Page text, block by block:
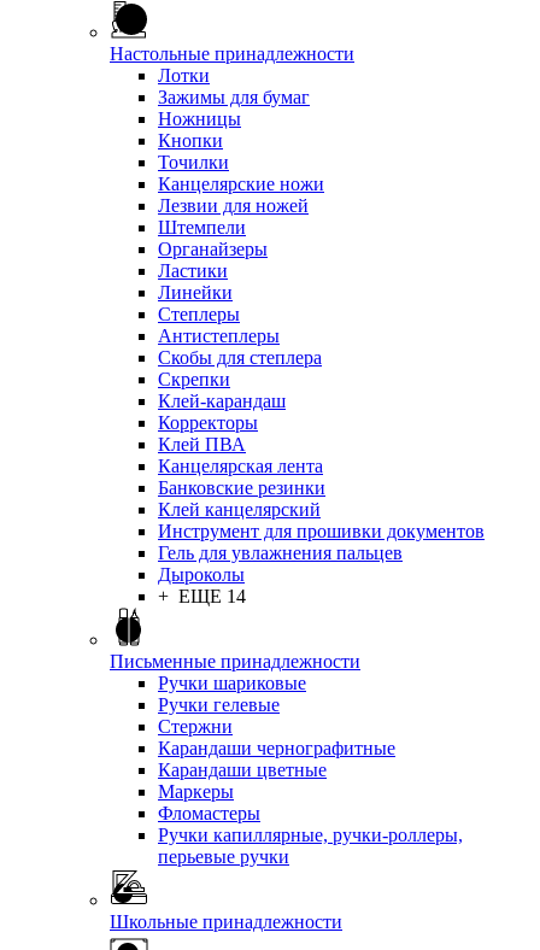
Настольные принадлежности
Лотки
Зажимы для бумаг
Ножницы
Кнопки
Точилки
Канцелярские ножи
Лезвии для ножей
Штемпели
Органайзеры
Ластики
Линейки
Степлеры
Антистеплеры
Скобы для степлера
Скрепки
Клей-карандаш
Корректоры
Клей ПВА
Канцелярская лента
Банковские резинки
Клей канцелярский
Инструмент для прошивки документов
Гель для увлажнения пальцев
Дыроколы
+ ЕЩЕ 14
Письменные принадлежности
Ручки шариковые
Ручки гелевые
Стержни
Карандаши чернографитные
Карандаши цветные
Маркеры
Фломастеры
Ручки капиллярные, ручки-роллеры,
перьевые ручки
Школьные принадлежности